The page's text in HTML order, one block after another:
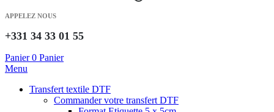
APPELEZ NOUS
+331 34 33 01 55
Panier 0 Panier
Menu
Transfert textile DTF
Commander votre transfert DTF